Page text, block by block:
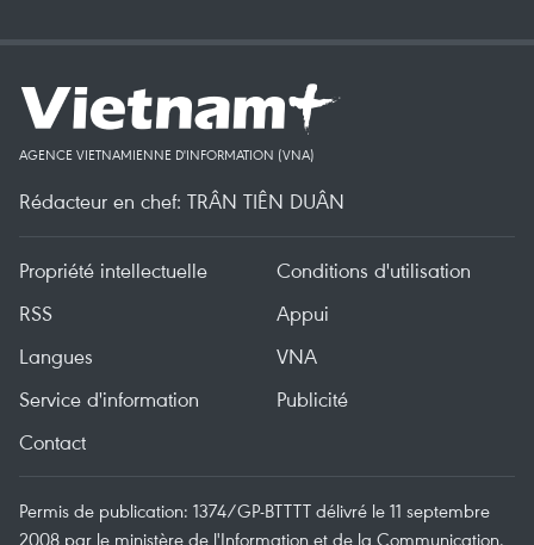
AGENCE VIETNAMIENNE D'INFORMATION (VNA)
Rédacteur en chef: TRÂN TIÊN DUÂN
Propriété intellectuelle
Conditions d'utilisation
RSS
Appui
Langues
VNA
Service d'information
Publicité
Contact
Permis de publication: 1374/GP-BTTTT délivré le 11 septembre
2008 par le ministère de l'Information et de la Communication.